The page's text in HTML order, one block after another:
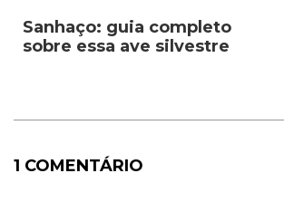
Sanhaço: guia completo
sobre essa ave silvestre
1 COMENTÁRIO